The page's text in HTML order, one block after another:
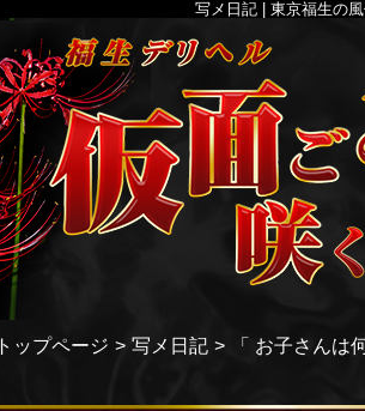
写メ日記 | 東京福生の
トップページ 写メ日記 「 お子さんは